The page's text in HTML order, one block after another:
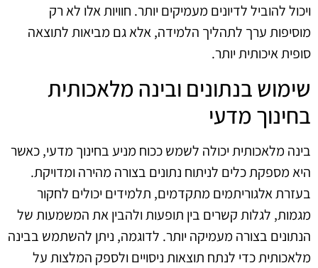
ויכול להוביל לדיונים מעמיקים יותר. חוויות אלו לא רק
מוסיפות ערך לתהליך הלמידה, אלא גם מביאות לתוצאה
סופית איכותית יותר.
שימוש בנתונים ובינה מלאכותית
בחינוך מדעי
בינה מלאכותית יכולה לשמש ככוח מניע בחינוך מדעי, כאשר
היא מספקת כלים לניתוח נתונים בצורה מהירה ומדויקת.
בעזרת אלגוריתמים מתקדמים, תלמידים יכולים לחקור
מגמות, לגלות קשרים בין תופעות ולהבין את המשמעות של
הנתונים בצורה מעמיקה יותר. לדוגמה, ניתן להשתמש בבינה
מלאכותית כדי לנתח תוצאות ניסויים ולספק המלצות על